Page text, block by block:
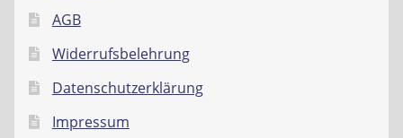
AGB
Widerrufsbelehrung
Datenschutzerklärung
Impressum